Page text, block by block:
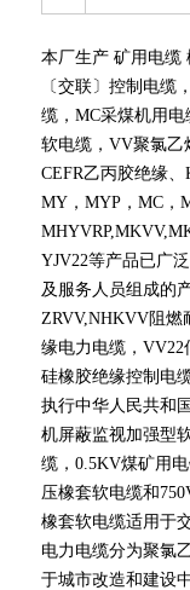
本厂生产 矿用电缆
〔交联〕控制电缆
缆， MC采煤机用电
软电缆， VV聚氯乙
CEFR乙丙胶绝缘、
MY ， MYP ， MC ，
YJV22等产品已广
及服务人员组成的
ZRVV,NHKVV阻燃
缘电力电缆， VV22
硅橡胶绝缘控制电
执行中华人民共和
机屏蔽监视加强型
缆， 0.5KV煤矿用
压橡套软电缆和
橡套软电缆适用于
电力电缆分为聚氯
于城市改造和建设